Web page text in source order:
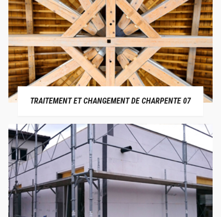
TRAITEMENT ET CHANGEMENT DE CHARPENTE 07